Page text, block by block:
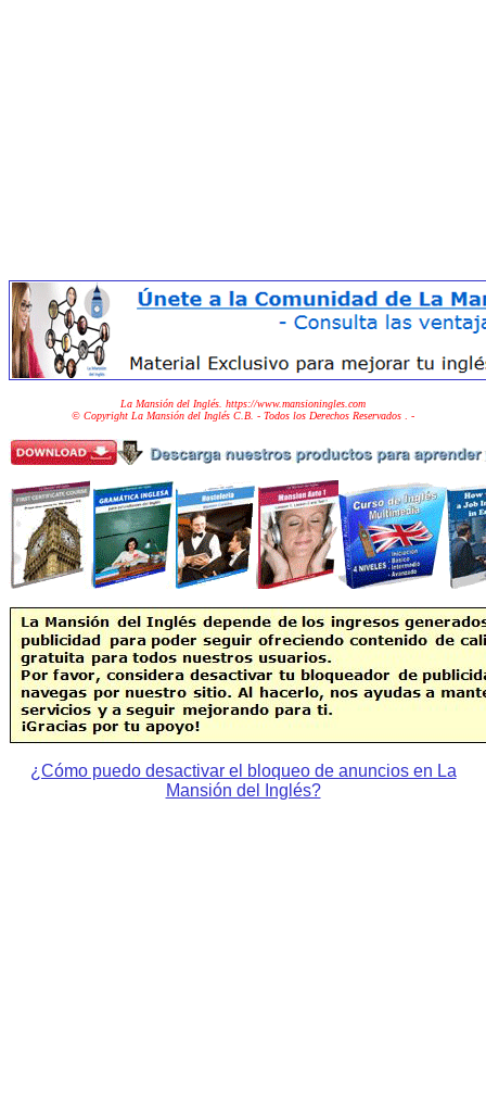
La Mansión del Inglés. https://www.mansioningles.com
© Copyright La Mansión del Inglés C.B. - Todos los Derechos Reservados
. -
¿Cómo puedo desactivar el bloqueo de anuncios en La
Mansión del Inglés?